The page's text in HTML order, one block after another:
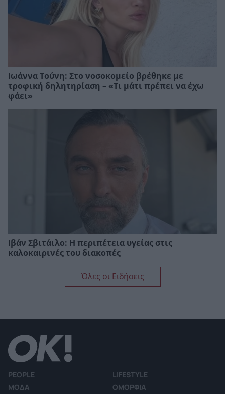
Ιωάννα Τούνη: Στο νοσοκομείο βρέθηκε με
τροφική δηλητηρίαση – «Τι μάτι πρέπει να έχω
φάει»
Ιβάν Σβιτάιλο: Η περιπέτεια υγείας στις
καλοκαιρινές του διακοπές
Όλες οι Ειδήσεις
PEOPLE
LIFESTYLE
ΜΟΔΑ
ΟΜΟΡΦΙΑ